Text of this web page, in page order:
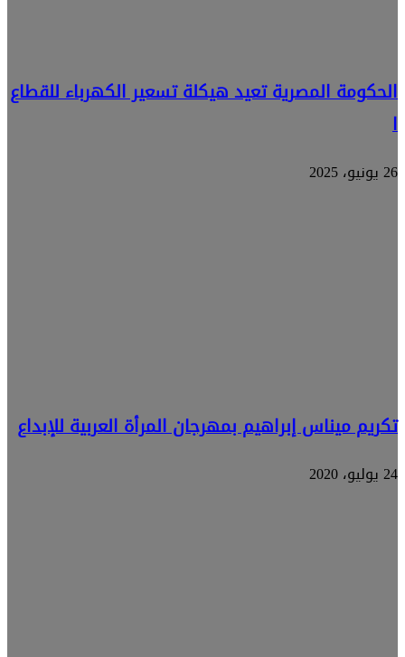
الحكومة المصرية تعيد هيكلة تسعير الكهرباء للقطاع
ا
26 يونيو، 2025
تكريم ميناس إبراهيم بمهرجان المرأة العربية للإبداع
24 يوليو، 2020